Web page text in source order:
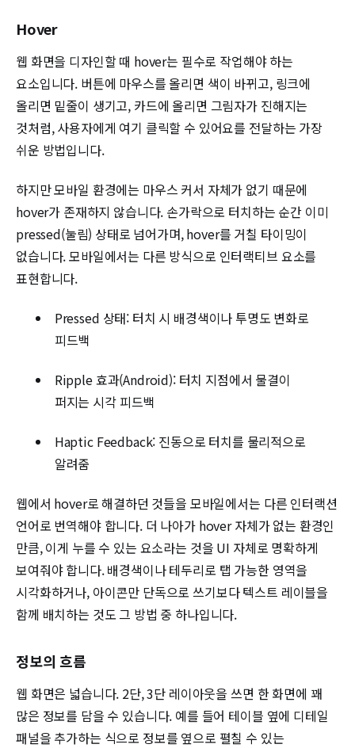
Hover
웹 화면을 디자인할 때 hover는 필수로 작업해야 하는
요소입니다. 버튼에 마우스를 올리면 색이 바뀌고, 링크에
올리면 밑줄이 생기고, 카드에 올리면 그림자가 진해지는
것처럼, 사용자에게 여기 클릭할 수 있어요를 전달하는 가장
쉬운 방법입니다.
하지만 모바일 환경에는 마우스 커서 자체가 없기 때문에
hover가 존재하지 않습니다. 손가락으로 터치하는 순간 이미
pressed(눌림) 상태로 넘어가며, hover를 거칠 타이밍이
없습니다. 모바일에서는 다른 방식으로 인터랙티브 요소를
표현합니다.
Pressed 상태: 터치 시 배경색이나 투명도 변화로
피드백
Ripple 효과(Android): 터치 지점에서 물결이
퍼지는 시각 피드백
Haptic Feedback: 진동으로 터치를 물리적으로
알려줌
웹에서 hover로 해결하던 것들을 모바일에서는 다른 인터랙션
언어로 번역해야 합니다. 더 나아가 hover 자체가 없는 환경인
만큼, 이게 누를 수 있는 요소라는 것을 UI 자체로 명확하게
보여줘야 합니다. 배경색이나 테두리로 탭 가능한 영역을
시각화하거나, 아이콘만 단독으로 쓰기보다 텍스트 레이블을
함께 배치하는 것도 그 방법 중 하나입니다.
정보의 흐름
웹 화면은 넓습니다. 2단, 3단 레이아웃을 쓰면 한 화면에 꽤
많은 정보를 담을 수 있습니다. 예를 들어 테이블 옆에 디테일
패널을 추가하는 식으로 정보를 옆으로 펼칠 수 있는